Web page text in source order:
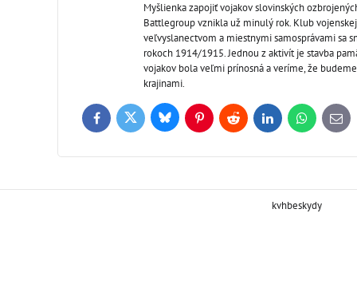
Myšlienka zapojiť vojakov slovinských
Battlegroup vznikla už minulý rok. Klub
veľvyslanectvom a miestnymi samosprávami sa
rokoch 1914/1915. Jednou z aktivít je stavba
vojakov bola veľmi prínosná a veríme, že
krajinami.
FacebookTwitter BlueskyPinterestReddit LinkedInWhatsApp
E-
mail
kvhbeskydy